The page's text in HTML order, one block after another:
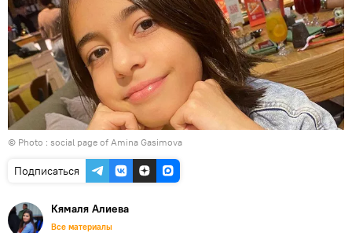
© Photo : social page of Amina Gasimova
Подписаться
Кямаля Алиева
Все материалы